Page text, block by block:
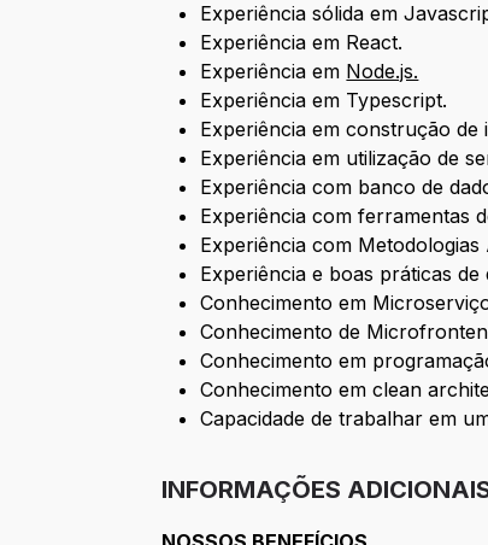
Experiência sólida em
Experiência em React.
Experiência em Node.js.
Experiência em Typescript.
Experiência em construção de
Experiência em utilização de
Experiência com banco de
Experiência com ferramentas
Experiência com
Experiência e boas práticas
Conhecimento em
Conhecimento de
Conhecimento em
Conhecimento em clean
Capacidade de trabalhar em
INFORMAÇÕES